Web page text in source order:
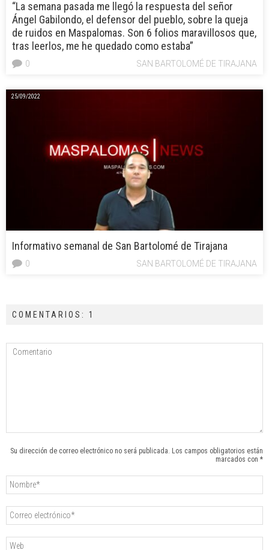
“La semana pasada me llegó la respuesta del señor
Ángel Gabilondo, el defensor del pueblo, sobre la queja
de ruidos en Maspalomas. Son 6 folios maravillosos que,
tras leerlos, me he quedado como estaba”
SAN BARTOLOMÉ DE TIRAJANA
0
25/09/2022
Informativo semanal de San Bartolomé de Tirajana
SAN BARTOLOMÉ DE TIRAJANA
0
COMENTARIOS: 1
Su dirección de correo electrónico no será publicada. Los campos obligatorios están
marcados con *